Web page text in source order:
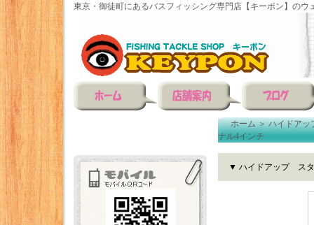
東京・御徒町にあるバスフィッシング専門店【キーポン】のウ
ホーム＞ハイドアッ
ナル4インチ
▼ ハイドアップ スタ